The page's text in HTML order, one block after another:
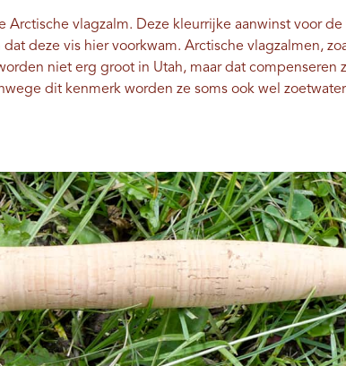
Arctische vlagzalm. Deze kleurrijke aanwinst voor de
deze vis hier voorkwam. Arctische vlagzalmen,
niet erg groot in Utah, maar dat compenseren
dit kenmerk worden ze soms ook wel